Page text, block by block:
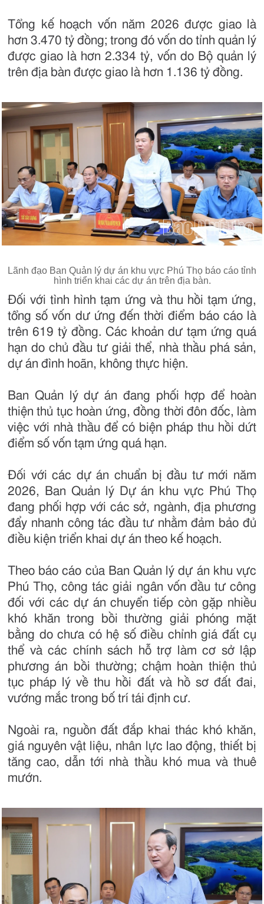
Tổng kế hoạch vốn năm 2026 được giao là
hơn 3.470 tỷ đồng; trong đó vốn do tỉnh quản lý
được giao là hơn 2.334 tỷ, vốn do Bộ quản lý
trên địa bàn được giao là hơn 1.136 tỷ đồng.
Lãnh đạo Ban Quản lý dự án khu vực Phú Thọ báo cáo tỉnh
hình triển khai các dự án trên địa bàn.
Đối với tình hình tạm ứng và thu hồi tạm ứng,
tổng số vốn dư ứng đến thời điểm báo cáo là
trên 619 tỷ đồng. Các khoản dư tạm ứng quá
hạn do chủ đầu tư giải thể, nhà thầu phá sản,
dự án đình hoãn, không thực hiện.
Ban Quản lý dự án đang phối hợp để hoàn
thiện thủ tục hoàn ứng, đồng thời đôn đốc, làm
việc với nhà thầu để có biện pháp thu hồi dứt
điểm số vốn tạm ứng quá hạn.
Đối với các dự án chuẩn bị đầu tư mới năm
2026, Ban Quản lý Dự án khu vực Phú Thọ
đang phối hợp với các sở, ngành, địa phương
đẩy nhanh công tác đầu tư nhằm đảm bảo đủ
điều kiện triển khai dự án theo kế hoạch.
Theo báo cáo của Ban Quản lý dự án khu vực
Phú Thọ, công tác giải ngân vốn đầu tư công
đối với các dự án chuyển tiếp còn gặp nhiều
khó khăn trong bồi thường giải phóng mặt
bằng do chưa có hệ số điều chỉnh giá đất cụ
thể và các chính sách hỗ trợ làm cơ sở lập
phương án bồi thường; chậm hoàn thiện thủ
tục pháp lý về thu hồi đất và hồ sơ đất đai,
vướng mắc trong bố trí tái định cư.
Ngoài ra, nguồn đất đắp khai thác khó khăn,
giá nguyên vật liệu, nhân lực lao động, thiết bị
tăng cao, dẫn tới nhà thầu khó mua và thuê
mướn.